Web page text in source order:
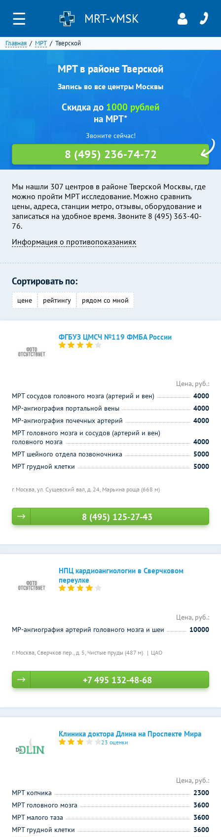
☰ MRT-vMSK
Главная МРТ Тверской
МРТ в районе Тверской
Запись во все центры Москвы
Мы нашли 307 центров в районе Тверской Москвы, где
можно пройти МРТ исследование. Можно сравнить
цены, адреса, станции метро, отзывы, оборудование и
записаться на удобное время. Звоните 8 (495) 363-40-
76.
Информация о противопоказаниях
Скидка до 1000 рублей
на МРТ*
Звоните сейчас!
8 (495) 236-74-72
Сортировать по:
цене рейтингу рядом со мной
ФГБУЗ ЦМСЧ №119 ФМБА России
г. Москва, ул. Сущевский вал, д. 24, Марьина роща (668 м)
Цена, руб.:
МРТ сосудов головного мозга (артерий и вен)
4000
МР-ангиография портальной вены
4000
МР-ангиография почечных артерий
4000
МРТ головного мозга и сосудов (артерий и вен)
головного мозга
4000
МРТ шейного отдела позвоночника
5000
МРТ грудной клетки
5000
8 (495) 125-27-43
НПЦ кардиоангиологии в Сверчковом
переулке
г. Москва, Сверчков пер., д. 5, Чистые пруды (487 м) ЦАО
Цена, руб.:
МР-ангиография артерий головного мозга и шеи
10000
+7 495 132-48-68
Клиника доктора Длина на Проспекте Мира
23 оценки
Цена, руб.:
МРТ копчика
2300
МРТ головного мозга
3600
МРТ малого таза
3600
МРТ грудной клетки
3600